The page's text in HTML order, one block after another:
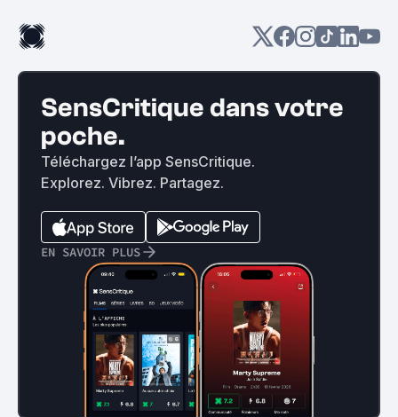
SensCritique dans votre
poche.
Téléchargez l’app SensCritique.
Explorez. Vibrez. Partagez.
EN SAVOIR PLUS